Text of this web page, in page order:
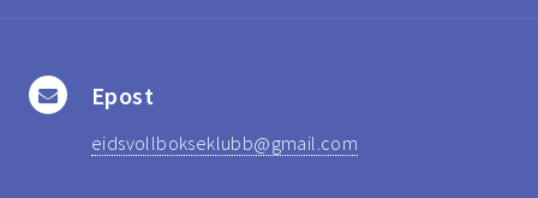
Epost
eidsvollbokseklubb@gmail.com